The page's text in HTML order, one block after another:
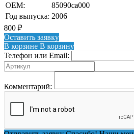
OEM:
85090ca000
Год выпуска: 2006
800 ₽
Оставить заявку
В корзине В корзину
Телефон или Email:
Комментарий: